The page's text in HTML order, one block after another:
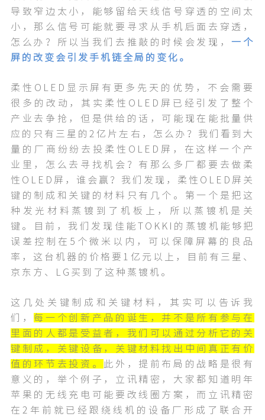
导致窄边太小，能够留给天线信号穿透的空间太
小，那么信号可能就要寻求从手机后面去穿透，
怎么办？所以当我们去推敲的时候会发现，一个
屏的改变会引发手机链全局的变化。
柔性OLED显示屏有更多先天的优势，不会需要
很多的改动，其实柔性OLED屏已经引发了整个
产业去争抢，但是供给的话，可能现在能批量供
应的只有三星的2亿片左右，怎么办？我们看到大
量的厂商纷纷去投柔性OLED屏，在这样一个产
业里，怎么去寻找机会？有那么多厂都要去做柔
性OLED屏，谁会赢？我们发现，柔性OLED屏关
键的制成和关键的材料只有几个。第一个是把这
种发光材料蒸镀到了机板上，所以蒸镀机是关
键。目前，我们发现佳能TOKKI的蒸镀机能够把
误差控制在5个微米以内，可以保障屏幕的良品
率，这台机器的价格要1亿元以上，目前有三星、
京东方、LG买到了这种蒸镀机。
这几处关键制成和关键材料，其实可以告诉我
们， 每一个创新产品的诞生，并不是所有参与在
里面的人都是受益者，我们可以通过分析它的关
键制成，关键设备，关键材料找出中间真正有价
值的环节去投资。
此外，提前布局的战略是很有
意义的，举个例子，立讯精密，大家都知道明年
苹果的无线充电可能要改线圈方案，而立讯精密
在2年前就已经跟绕线机的设备厂形成了联合开